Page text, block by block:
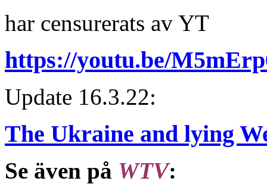
har censurerats av YT
https://youtu.be/
Update 16.3.22:
The Ukraine and lying
Se även på WTV: